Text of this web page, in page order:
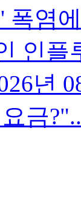
폭염
인플
년
금